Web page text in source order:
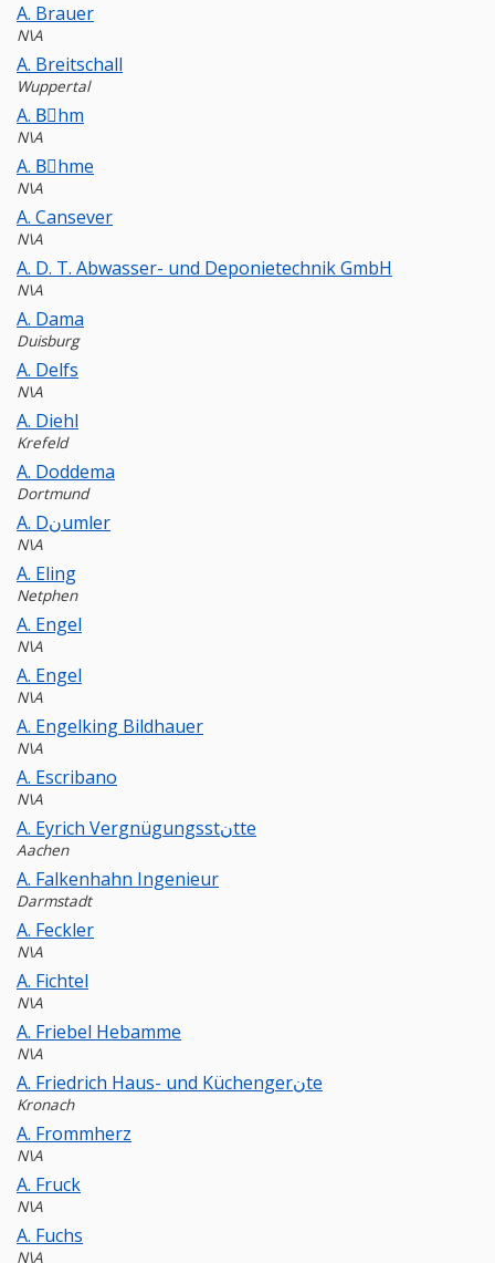
A. Brauer
N\A
A. Breitschall
Wuppertal
A. Bِhm
N\A
A. Bِhme
N\A
A. Cansever
N\A
A. D. T. Abwasser- und Deponietechnik GmbH
N\A
A. Dama
Duisburg
A. Delfs
N\A
A. Diehl
Krefeld
A. Doddema
Dortmund
A. Dنumler
N\A
A. Eling
Netphen
A. Engel
N\A
A. Engel
N\A
A. Engelking Bildhauer
N\A
A. Escribano
N\A
A. Eyrich Vergnügungsstنtte
Aachen
A. Falkenhahn Ingenieur
Darmstadt
A. Feckler
N\A
A. Fichtel
N\A
A. Friebel Hebamme
N\A
A. Friedrich Haus- und Küchengerنte
Kronach
A. Frommherz
N\A
A. Fruck
N\A
A. Fuchs
N\A